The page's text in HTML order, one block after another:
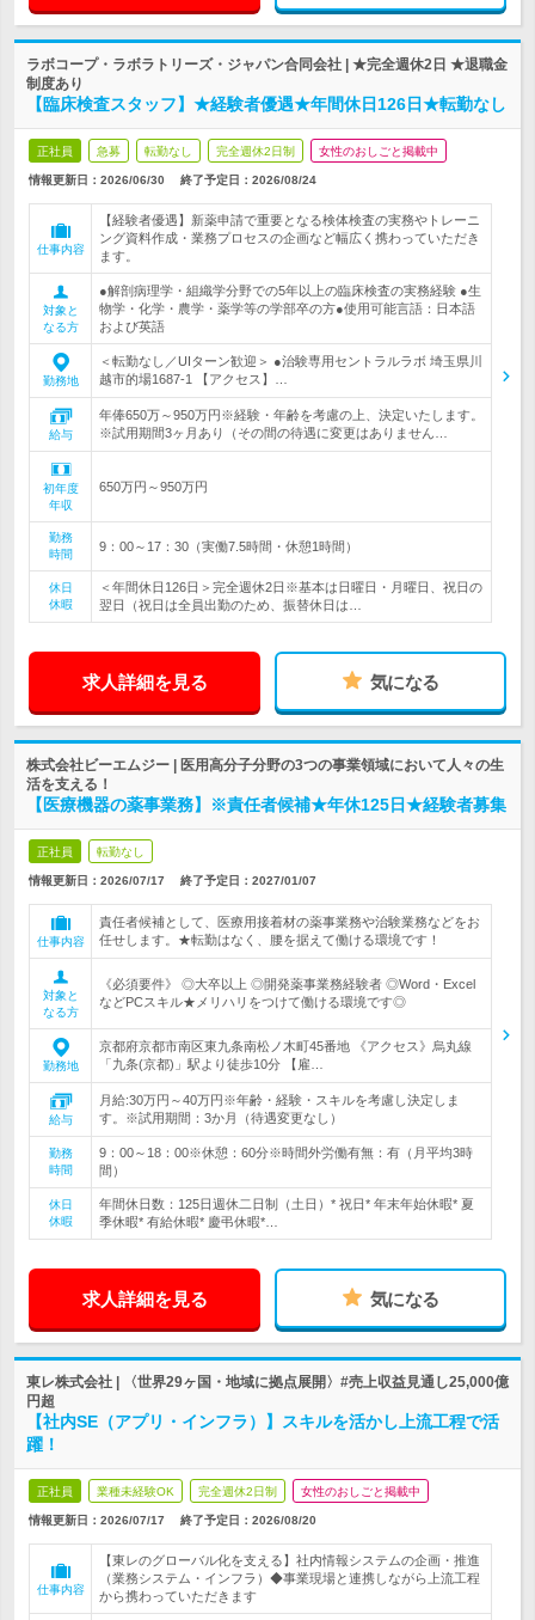
ラボコープ・ラボラトリーズ・ジャパン合同会社 | ★完全週休2日 ★退職金
制度あり
【臨床検査スタッフ】★経験者優遇★年間休日126日★転勤なし
正社員 急募 転勤なし 完全週休2日制 女性のおしごと掲載中
情報更新日：2026/06/30 終了予定日： 2026/08/24
仕事内容
【経験者優遇】新薬申請で重要となる検体検査の実務やトレーニ
ング資料作成・業務プロセスの企画など幅広く携わっていただき
ます。
対象と
なる方
●解剖病理学・組織学分野での5年以上の臨床検査の実務経験 ●生
物学・化学・農学・薬学等の学部卒の方●使用可能言語：日本語
および英語
勤務地
＜転勤なし／UIターン歓迎＞ ●治験専用セントラルラボ 埼玉県川
越市的場1687-1 【アクセス】…
給与
年俸650万～950万円※経験・年齢を考慮の上、決定いたします。
※試用期間3ヶ月あり（その間の待遇に変更はありません…
初年度
年収
650万円～950万円
勤務
時間
9：00～17：30（実働7.5時間・休憩1時間）
休日
休暇
＜年間休日126日＞完全週休2日※基本は日曜日・月曜日、祝日の
翌日（祝日は全員出勤のため、振替休日は…
求人詳細を見る 気になる
株式会社ビーエムジー | 医用高分子分野の3つの事業領域において人々の生
活を支える！
【医療機器の薬事業務】※責任者候補★年休125日★経験者募集
正社員 転勤なし
情報更新日：2026/07/17 終了予定日： 2027/01/07
仕事内容
責任者候補として、医療用接着材の薬事業務や治験業務などをお
任せします。★転勤はなく、腰を据えて働ける環境です！
対象と
なる方
《必須要件》 ◎大卒以上 ◎開発薬事業務経験者 ◎Word・Excel
などPCスキル★メリハリをつけて働ける環境です◎
勤務地
京都府京都市南区東九条南松ノ木町45番地 《アクセス》烏丸線
「九条(京都)」駅より徒歩10分 【雇…
給与
月給:30万円～40万円※年齢・経験・スキルを考慮し決定しま
す。※試用期間：3か月（待遇変更なし）
勤務
時間
9：00～18：00※休憩：60分※時間外労働有無：有（月平均3時
間）
休日
休暇
年間休日数：125日週休二日制（土日）* 祝日* 年末年始休暇* 夏
季休暇* 有給休暇* 慶弔休暇*…
求人詳細を見る 気になる
東レ株式会社 | 〈世界29ヶ国・地域に拠点展開〉#売上収益見通し25,000億
円超
【社内SE（アプリ・インフラ）】スキルを活かし上流工程で活
躍！
正社員 業種未経験OK 完全週休2日制 女性のおしごと掲載中
情報更新日：2026/07/17 終了予定日： 2026/08/20
仕事内容
【東レのグローバル化を支える】社内情報システムの企画・推進
（業務システム・インフラ）◆事業現場と連携しながら上流工程
から携わっていただきます